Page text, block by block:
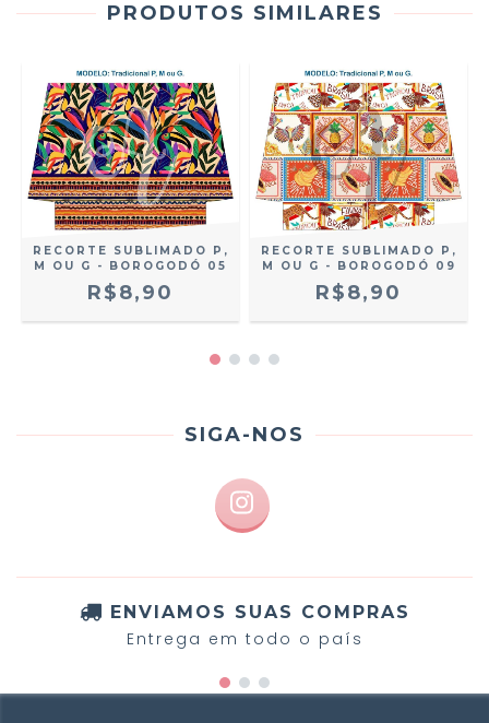
PRODUTOS SIMILARES
RECORTE SUBLIMADO P,
M OU G - BOROGODÓ 05
R$8,90
RECORTE SUBLIMADO P,
M OU G - BOROGODÓ 09
R$8,90
SIGA-NOS
ENVIAMOS SUAS COMPRAS
Entrega em todo o país